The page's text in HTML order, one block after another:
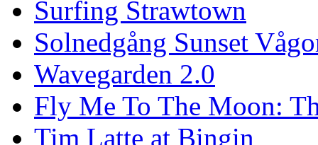
Surfing Strawtown
Solnedgång Sunset
Wavegarden 2.0
Fly Me To The Moon:
Tim Latte at Bingin